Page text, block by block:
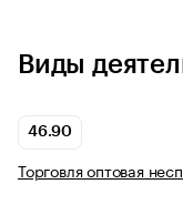
Виды
46.90
Торговля оптовая